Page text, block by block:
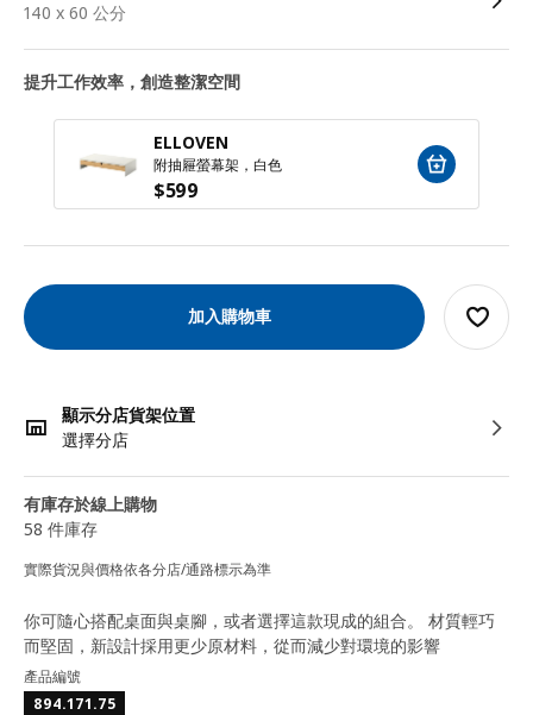
140 x 60 公分
提升工作效率，創造整潔空間
ELLOVEN
附抽屜螢幕架，白色
$599
加入購物車
顯示分店貨架位置
選擇分店
有庫存於線上購物
58 件庫存
實際貨況與價格依各分店/通路標示為準
你可隨心搭配桌面與桌腳，或者選擇這款現成的組合。 材質輕巧
而堅固，新設計採用更少原材料，從而減少對環境的影響
產品編號
894.171.75